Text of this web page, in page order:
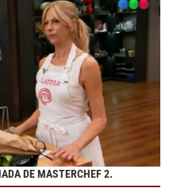
DE MASTERCHEF 2.